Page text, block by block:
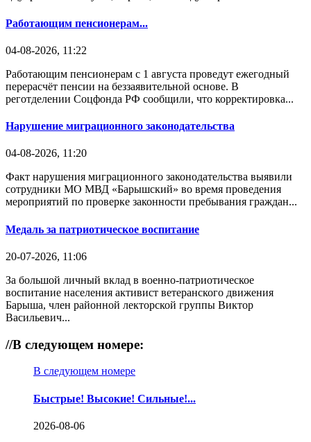
Работающим пенсионерам...
04-08-2026, 11:22
Работающим пенсионерам с 1 августа проведут ежегодный
перерасчёт пенсии на беззаявительной основе. В
реготделении Соцфонда РФ сообщили, что корректировка...
Нарушение миграционного законодательства
04-08-2026, 11:20
Факт нарушения миграционного законодательства выявили
сотрудники МО МВД «Барышский» во время проведения
мероприятий по проверке законности пребывания граждан...
Медаль за патриотическое воспитание
20-07-2026, 11:06
За большой личный вклад в военно-патриотическое
воспитание населения активист ветеранского движения
Барыша, член районной лекторской группы Виктор
Васильевич...
//В следующем номере:
В следующем номере
Быстрые! Высокие! Сильные!...
2026-08-06